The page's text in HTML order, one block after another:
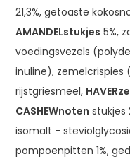
21,3%, getoaste
AMANDELstukjes 5%,
voedingsvezels
inuline), zemelcrispies (
rijstgriesmeel,
CASHEWnoten stukjes
isomalt -
pompoenpitten 1%,